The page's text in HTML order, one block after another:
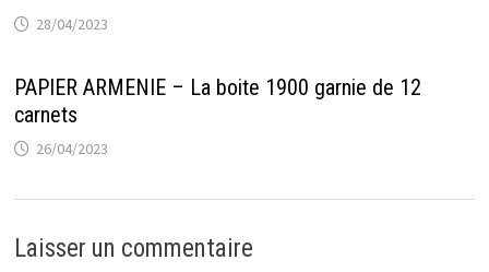
28/04/2023
PAPIER ARMENIE – La boite 1900 garnie de 12
carnets
26/04/2023
Laisser un commentaire